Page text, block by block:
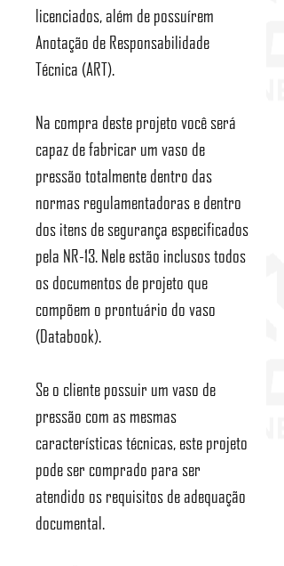
licenciados, além de possuírem
Anotação de Responsabilidade
Técnica (ART).
Na compra deste projeto você será
capaz de fabricar um vaso de
pressão totalmente dentro das
normas regulamentadoras e dentro
dos itens de segurança especificados
pela NR-13. Nele estão inclusos todos
os documentos de projeto que
compõem o prontuário do vaso
(Databook).
Se o cliente possuir um vaso de
pressão com as mesmas
características técnicas, este projeto
pode ser comprado para ser
atendido os requisitos de adequação
documental.